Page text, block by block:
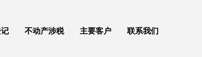
不动产涉税 主要客户 联系我们